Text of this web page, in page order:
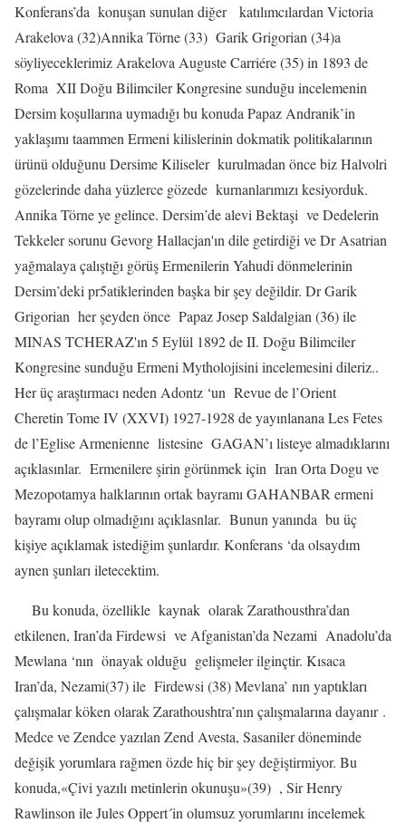
Konferans’da konuşan sunulan diğer
katılımcılardan Victoria
Arakelova (32)Annika Törne (33) Garik Grigorian (34)a
söyliyeceklerimiz Arakelova Auguste Carriére (35) in 1893 de
Roma XII Doğu Bilimciler Kongresine sunduğu incelemenin
Dersim koşullarına uymadığı bu konuda Papaz Andranik’in
yaklaşımı taammen Ermeni kilislerinin dokmatik politikalarının
ürünü olduğunu Dersime Kiliseler kurulmadan önce biz Halvolri
gözelerinde daha yüzlerce gözede kurnanlarımızı kesiyorduk.
Annika Törne ye gelince. Dersim’de alevi Bektaşi ve Dedelerin
Tekkeler sorunu Gevorg Hallacjan'ın dile getirdiği ve Dr Asatrian
yağmalaya çalıştığı görüş Ermenilerin Yahudi dönmelerinin
Dersim’deki pr5atiklerinden başka bir şey değildir. Dr Garik
Grigorian her şeyden önce Papaz Josep Saldalgian (36) ile
MINAS TCHERAZ'ın 5 Eylül 1892 de II. Doğu Bilimciler
Kongresine sunduğu Ermeni Mytholojisini incelemesini dileriz..
Her üç araştırmacı neden Adontz ‘un Revue de l’Orient
Cheretin Tome IV (XXVI) 1927-1928 de yayınlanana Les Fetes
de l’Eglise Armenienne listesine GAGAN’ı listeye almadıklarını
açıklasınlar. Ermenilere şirin görünmek için Iran Orta Dogu ve
Mezopotamya halklarının ortak bayramı GAHANBAR ermeni
bayramı olup olmadığını açıklasnlar. Bunun yanında bu üç
kişiye açıklamak istediğim şunlardır. Konferans ‘da olsaydım
aynen şunları iletecektim.
Bu konuda, özellikle kaynak olarak Zarathousthra’dan
etkilenen, Iran’da Firdewsi ve Afganistan’da Nezami Anadolu’da
Mewlana ‘nın önayak olduğu gelişmeler ilginçtir. Kısaca
Iran’da, Nezami(37) ile Firdewsi (38) Mevlana’ nın yaptıkları
çalışmalar köken olarak Zarathoushtra’nın çalışmalarına dayanır .
Medce ve Zendce yazılan Zend Avesta, Sasaniler döneminde
değişik yorumlara rağmen özde hiç bir şey değiştirmiyor. Bu
konuda,«Çivi yazılı metinlerin okunuşu»(39) , Sir Henry
Rawlinson ile Jules Oppert´in olumsuz yorumlarını incelemek